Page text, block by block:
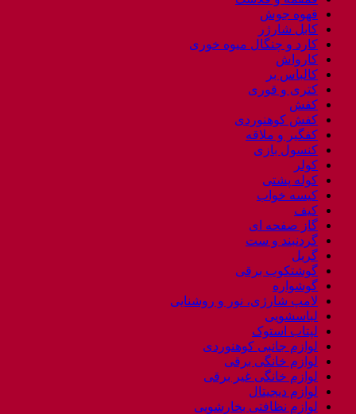
قهوه جوش
کابل شارژر
کارد و چنگال میوه خوری
کارواش
کالباس بر
کتری و قوری
کفش
کفش کوهنوردی
کفگیر و ملاقه
کنسول بازی
کولر
کوله پشتی
کیسه خواب
کیف
گاز صفحه ای
گردنبند و ست
گریل
گوشتکوب برقی
گوشواره
لامپ شارژی، نور و روشنایی
لباسشویی
لپتاب استوک
لوازم جانبی کوهنوردی
لوازم خانگی برقی
لوازم خانگی غیر برقی
لوازم دیجیتال
لوازم نظافتی بخارشویی